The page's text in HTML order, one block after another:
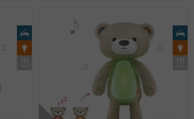
，可詳見： 退換貨 & 退款問題
運送僅限台灣本島。如您位於離島地
或須依據商品需加收離島運費。廠商
。離島、偏遠地區、樓層親送等加價